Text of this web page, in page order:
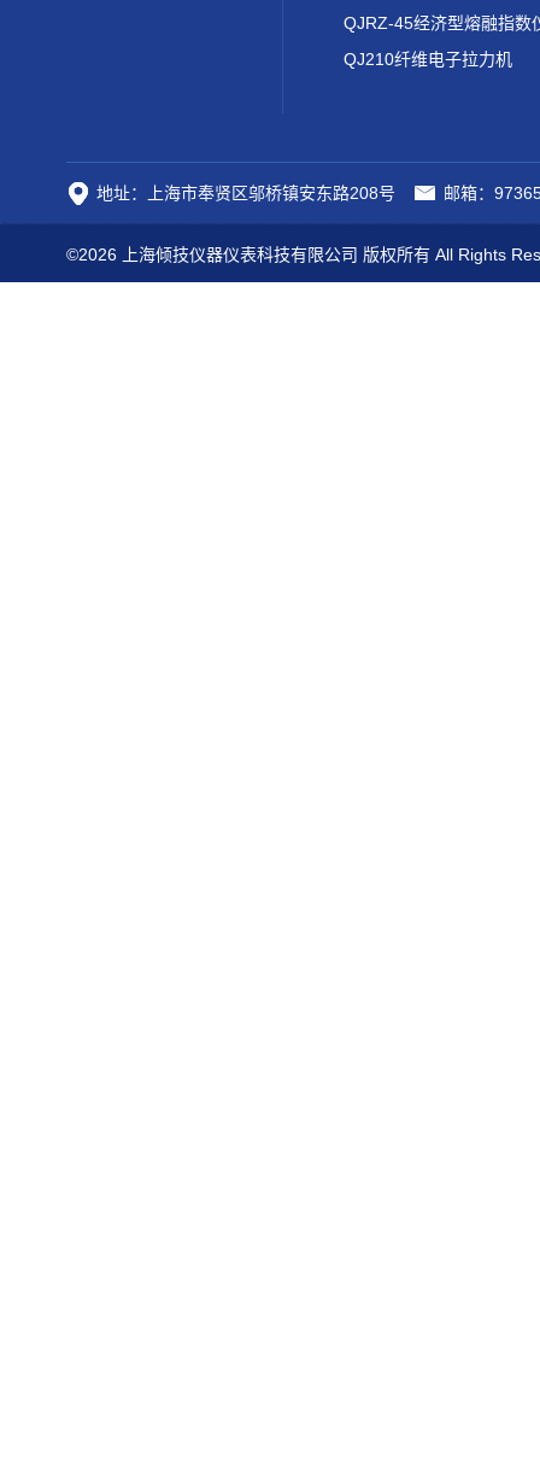
QJRZ-45经济型熔融指数
QJ210纤维电子拉力机
地址：上海市奉贤区邬桥镇安东路208号 邮箱：
©2026 上海倾技仪器仪表科技有限公司 版权所有 All Rights